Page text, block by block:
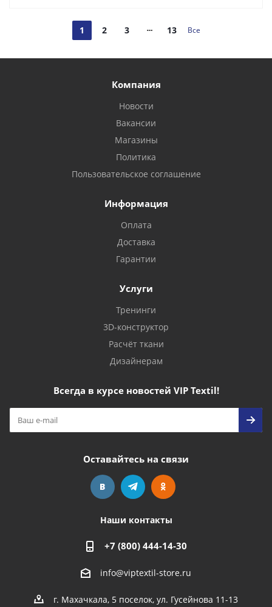
1 2 3 13 Все
Компания
Новости
Вакансии
Магазины
Политика
Пользовательское соглашение
Информация
Оплата
Доставка
Гарантии
Услуги
Тренинги
3D-конструктор
Расчёт ткани
Дизайнерам
Всегда в курсе новостей VIP Textil!
Оставайтесь на связи
Наши контакты
+7 (800) 444-14-30
info@viptextil-store.ru
г. Махачкала, 5 поселок, ул. Гусейнова 11-13